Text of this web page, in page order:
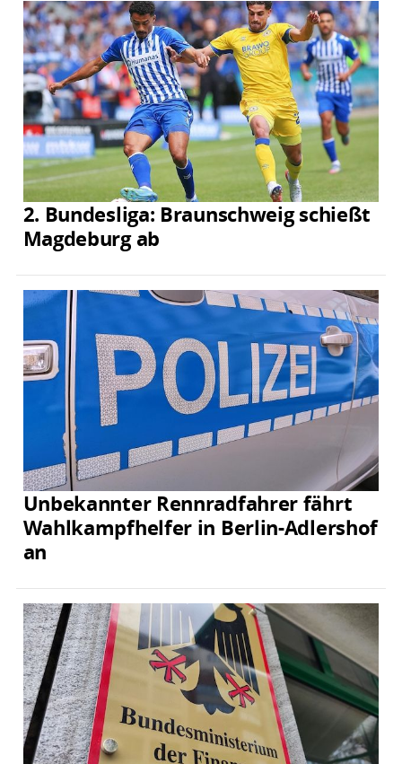
2. Bundesliga: Braunschweig schießt
Magdeburg ab
Unbekannter Rennradfahrer fährt
Wahlkampfhelfer in Berlin-Adlershof
an